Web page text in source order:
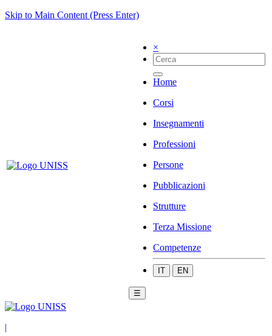
Skip to Main Content (Press Enter)
×
Home
Corsi
Insegnamenti
Professioni
Persone
Pubblicazioni
Strutture
Terza Missione
Competenze
IT EN
☰
|